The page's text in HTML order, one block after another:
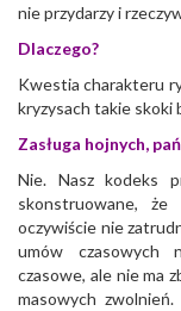
nie przydarzy i
Dlaczego?
Kwestia charakteru
kryzysach takie skoki
Zasługa hojnych,
Nie. Nasz kodeks
skonstruowane,
oczywiście nie
umów czasowych
czasowe, ale nie ma
masowych